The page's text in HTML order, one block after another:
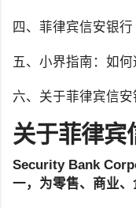
四、菲律宾信安银行
五、小界指南：如何
六、关于菲律宾信安
关于菲律宾
Security Bank
一，为零售、商业、